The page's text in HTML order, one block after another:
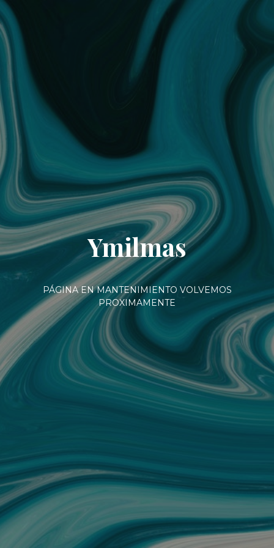
Ymilmas
PÁGINA EN MANTENIMIENTO VOLVEMOS
PROXIMAMENTE